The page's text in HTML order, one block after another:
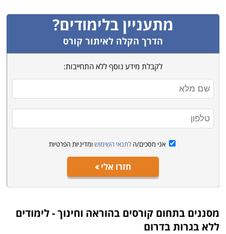
מתעניין בלימודים?
הדרך הקלה לאיתור קורס
לקבלת מידע נוסף ללא התחייבות:
אני מסכים/ה לתנאי השימוש ומדיניות הפרטיות
חזרו אלי
מסננים בתחום קורסים בהוראה וחינוך - לימודים
ללא בגרות בדרום